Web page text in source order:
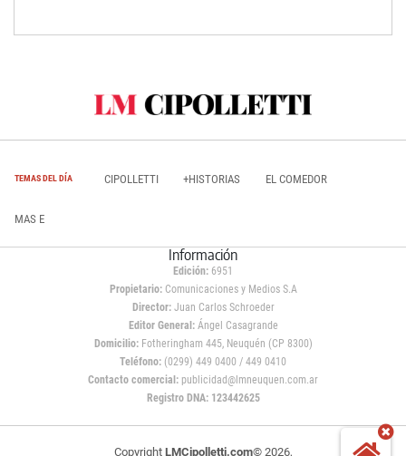
TEMAS DEL DÍA CIPOLLETTI +HISTORIAS EL COMEDOR
MAS E
Información
Edición: 6951
Propietario:Comunicaciones y Medios S.A
Director: Juan Carlos Schroeder
Editor General:Ángel Casagrande
Domicilio:Fotheringham 445, Neuquén (CP 8300)
Teléfono: (0299) 449 0400 / 449 0410
Contacto comercial: publicidad@lmneuquen.com.ar
Registro DNA: 123442625
Copyright LMCipolletti.com© 2026,